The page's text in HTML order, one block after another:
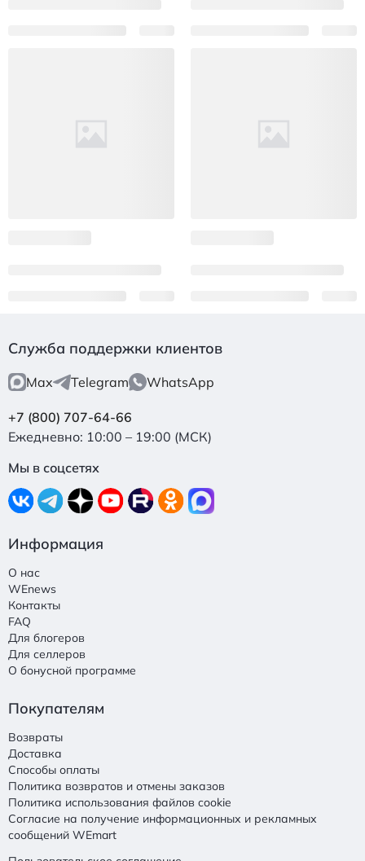
Служба поддержки клиентов
Max Telegram WhatsApp
+7 (800) 707-64-66
Ежедневно: 10:00 – 19:00 (МСК)
Мы в соцсетях
Информация
О нас
WEnews
Контакты
FAQ
Для блогеров
Для селлеров
О бонусной программе
Покупателям
Возвраты
Доставка
Способы оплаты
Политика возвратов и отмены заказов
Политика использования файлов cookie
Согласие на получение информационных и рекламных
сообщений WEmart